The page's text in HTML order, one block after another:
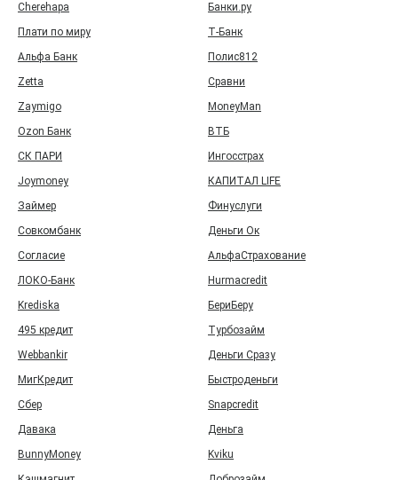
Cherehapa
Банки.ру
Плати по миру
Т‑Банк
Альфа Банк
Полис812
Zetta
Сравни
Zaymigo
MoneyMan
Ozon Банк
ВТБ
СК ПАРИ
Ингосстрах
Joymoney
КАПИТАЛ LIFE
Займер
Финуслуги
Совкомбанк
Деньги Ок
Согласие
АльфаСтрахование
ЛОКО-Банк
Hurmacredit
Krediska
БериБеру
495 кредит
Турбозайм
Webbankir
Деньги Сразу
МигКредит
Быстроденьги
Сбер
Snapcredit
Давака
Деньга
BunnyMoney
Kviku